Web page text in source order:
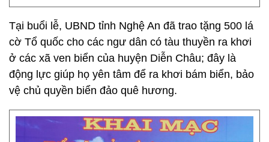
Tại buổi lễ, UBND tỉnh Nghệ An đã trao tặng 500 lá
cờ Tổ quốc cho các ngư dân có tàu thuyền ra khơi
ở các xã ven biển của huyện Diễn Châu; đây là
động lực giúp họ yên tâm để ra khơi bám biển, bảo
vệ chủ quyền biển đảo quê hương.